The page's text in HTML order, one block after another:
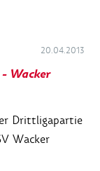
20.04.2013
Wacker
Drittligapartie
Wacker